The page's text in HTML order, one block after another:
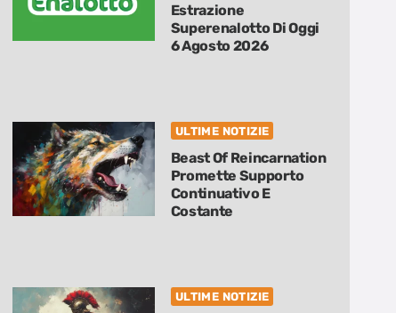
Estrazione
Superenalotto Di Oggi
6 Agosto 2026
ULTIME NOTIZIE
Beast Of Reincarnation
Promette Supporto
Continuativo E
Costante
ULTIME NOTIZIE